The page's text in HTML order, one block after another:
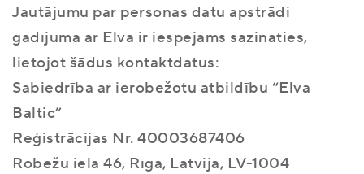
Jautājumu par personas datu apstrādi
gadījumā ar Elva ir iespējams sazināties,
lietojot šādus kontaktdatus:
Sabiedrība ar ierobežotu atbildību “Elva
Baltic”
Reģistrācijas Nr. 40003687406
Robežu iela 46, Rīga, Latvija, LV-1004